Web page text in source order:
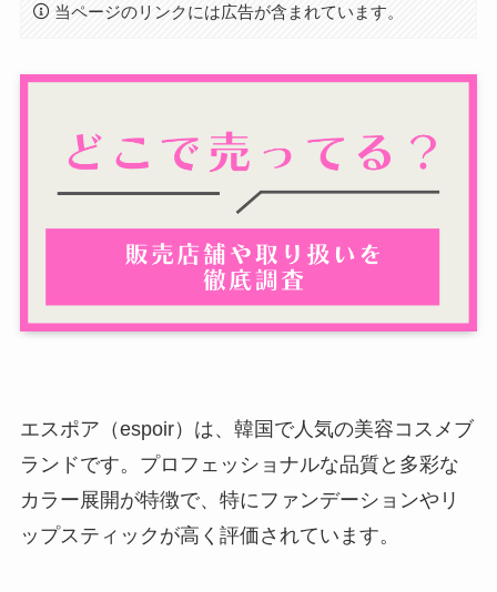
当ページのリンクには広告が含まれています。
エスポア（espoir）は、韓国で人気の美容コスメブ
ランドです。プロフェッショナルな品質と多彩な
カラー展開が特徴で、特にファンデーションやリ
ップスティックが高く評価されています。